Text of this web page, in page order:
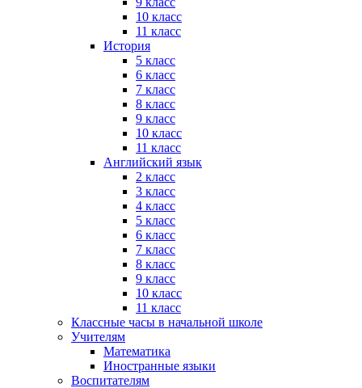
10 класс
11 класс
История
5 класс
6 класс
7 класс
8 класс
9 класс
10 класс
11 класс
Английский язык
2 класс
3 класс
4 класс
5 класс
6 класс
7 класс
8 класс
9 класс
10 класс
11 класс
Классные часы в начальной школе
Учителям
Математика
Иностранные языки
Воспитателям